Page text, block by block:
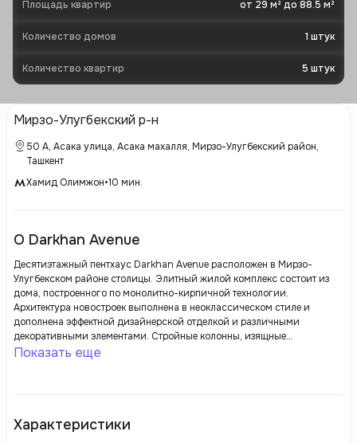
Площадь квартир от 29 м² до 88.5 м²
Количество домов 1 штук
Количество квартир 5 штук
Мирзо-Улугбекский р-н
50 А, Асака улица, Асака махалля, Мирзо-Улугбекский район,
Ташкент
Хамид Олимжон•10 мин.
О Darkhan Avenue
Десятиэтажный пентхаус Darkhan Avenue расположен в Мирзо-
Улугбекском районе столицы. Элитный жилой комплекс состоит из
дома, построенного по монолитно-кирпичной технологии.
Архитектура новостроек выполнена в неоклассическом стиле и
дополнена эффектной дизайнерской отделкой и различными
декоративными элементами. Стройные колонны, изящные
балконы,большие окна, фигурные мансарды и купола башен придают
Показать еще
Характеристики